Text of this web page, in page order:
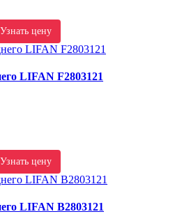
Узнать цену
LIFAN F2803121
Узнать цену
LIFAN B2803121